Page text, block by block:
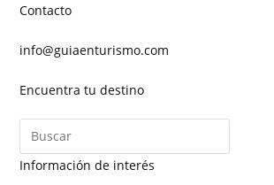
Contacto
info@guiaenturismo.com
Encuentra tu destino
Información de interés